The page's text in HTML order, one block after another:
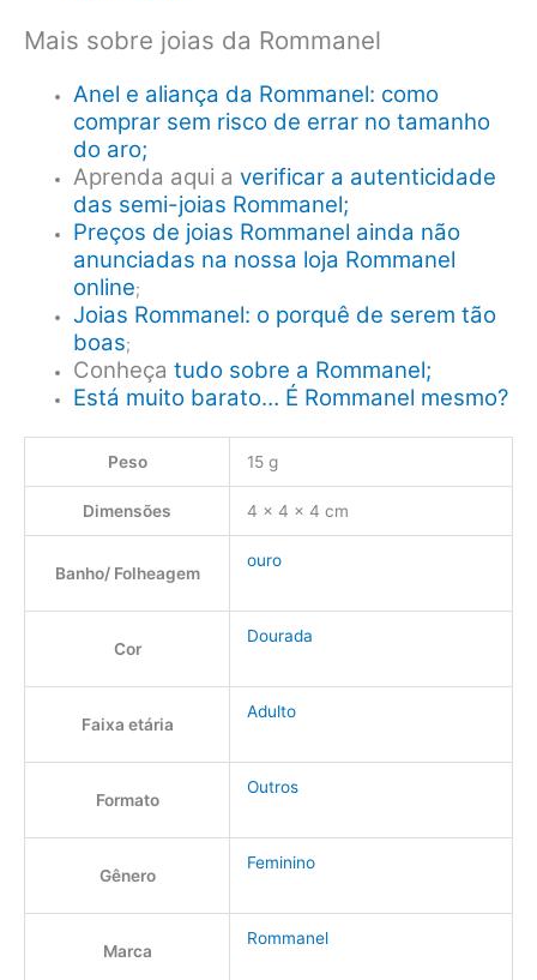
Mais sobre joias da Rommanel
Anel e aliança da Rommanel: como
comprar sem risco de errar no tamanho
do aro;
Aprenda aqui averificar a autenticidade
das semi-joias Rommanel;
Preços de joias Rommanel ainda não
anunciadas na nossa loja Rommanel
online;
Joias Rommanel: o porquê de serem tão
boas;
Conheçatudo sobre a Rommanel;
Está muito barato… É Rommanel mesmo?
Peso 15 g
Dimensões 4 × 4 × 4 cm
Banho/ Folheagem
ouro
Cor
Dourada
Faixa etária
Adulto
Formato
Outros
Gênero
Feminino
Marca
Rommanel